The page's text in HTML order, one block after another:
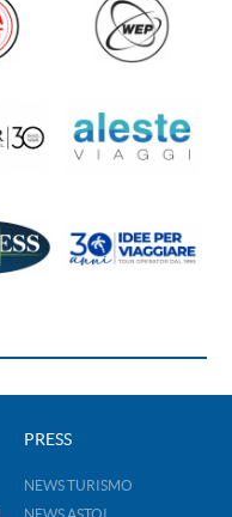
PRESS
NEWS TURISMO